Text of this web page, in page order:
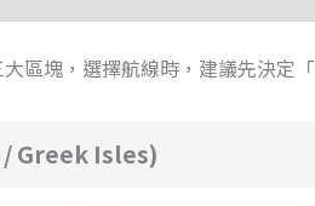
區塊，選擇航線時，建議先決定
/ Greek Isles)